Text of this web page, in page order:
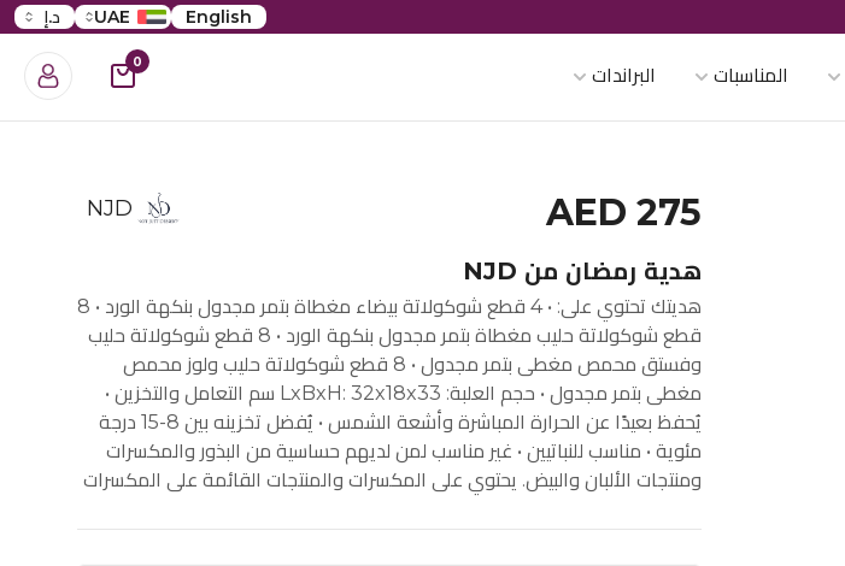
English
UAE د.إ
المناسبات البراندات
0
AED 275
NJD
هدية رمضان من NJD
هديتك تحتوي على: • 4 قطع شوكولاتة بيضاء مغطاة بتمر مجدول بنكهة الورد • 8
قطع شوكولاتة حليب مغطاة بتمر مجدول بنكهة الورد • 8 قطع شوكولاتة حليب
وفستق محمص مغطى بتمر مجدول • 8 قطع شوكولاتة حليب ولوز محمص
مغطى بتمر مجدول • حجم العلبة: LxBxH: 32x18x33 سم التعامل والتخزين •
يُحفظ بعيدًا عن الحرارة المباشرة وأشعة الشمس • يُفضل تخزينه بين 8-15 درجة
مئوية • مناسب للنباتيين • غير مناسب لمن لديهم حساسية من البذور والمكسرات
ومنتجات الألبان والبيض. يحتوي على المكسرات والمنتجات القائمة على المكسرات